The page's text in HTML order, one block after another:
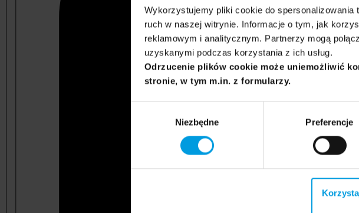
Wykorzystujemy pliki cookie do
ruch w naszej witrynie. Informacje o tym, jak
reklamowym i analitycznym. Partnerzy mogą
uzyskanymi podczas korzystania z ich usług.
Odrzucenie plików cookie może uniemożliwić
stronie, w tym m.in. z formularzy.
Niezbędne Preferencje